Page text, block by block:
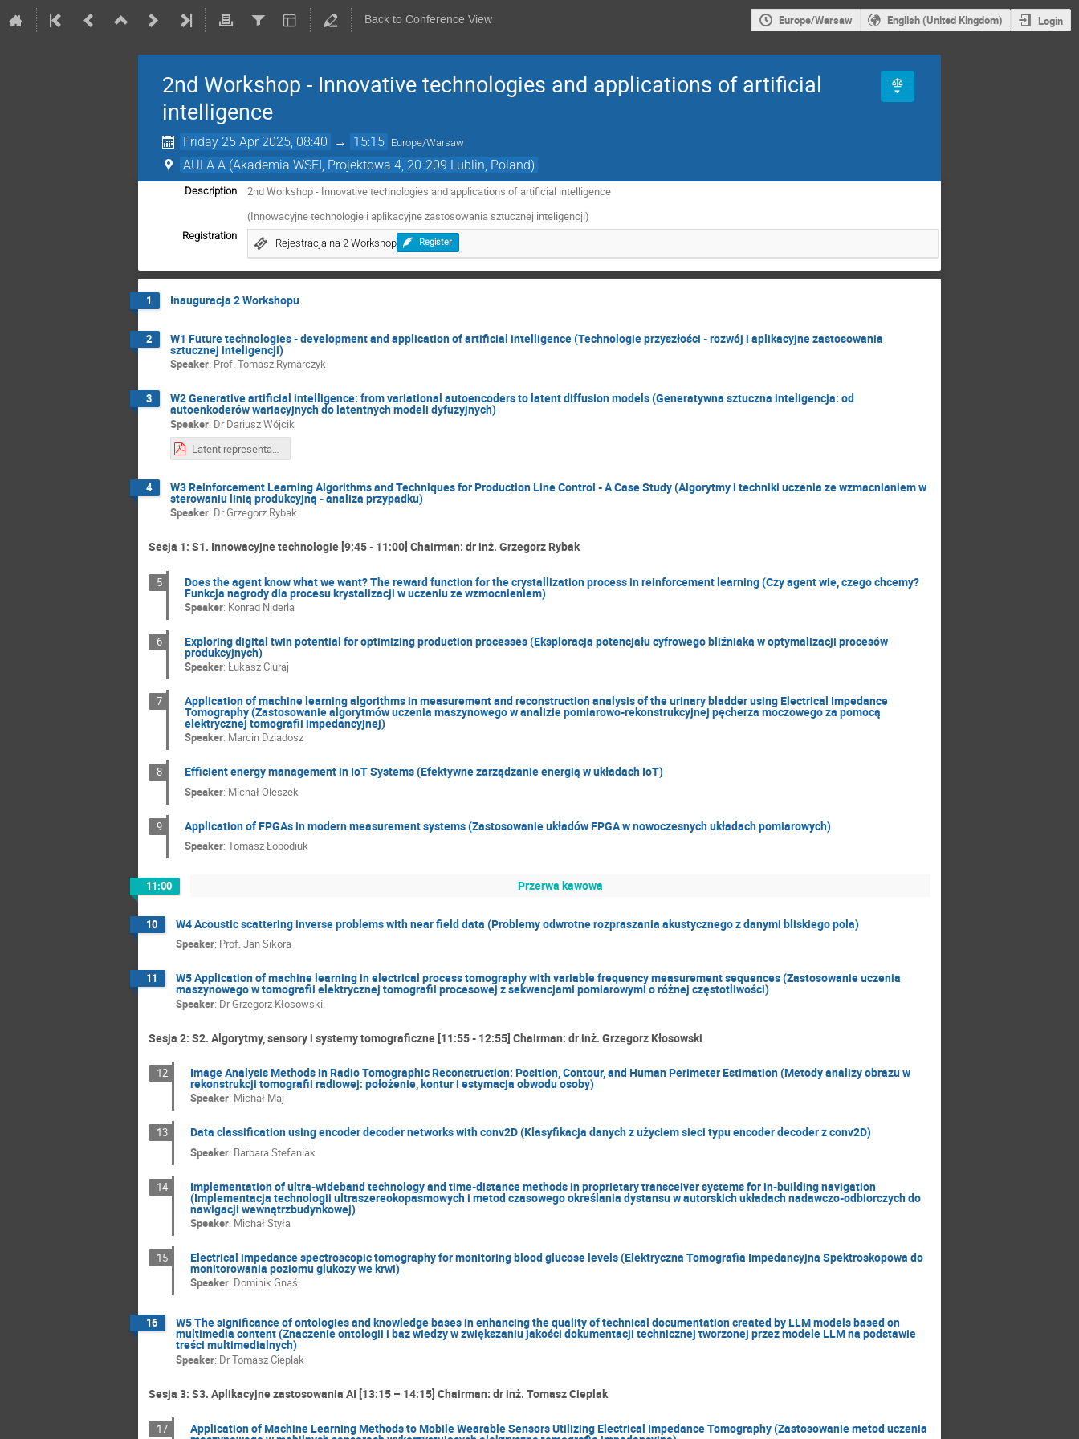
Back to Conference View Europe/Warsaw English (United Kingdom) Login
2nd Workshop - Innovative technologies and applications of artificial
intelligence
Friday 25 Apr 2025, 08:40 → 15:15 Europe/Warsaw
AULA A (Akademia WSEI, Projektowa 4, 20-209 Lublin, Poland)
Description
2nd Workshop - Innovative technologies and applications of artificial intelligence
(Innowacyjne technologie i aplikacyjne zastosowania sztucznej inteligencji)
Registration
Rejestracja na 2 Workshop Register
1 Inauguracja 2 Workshopu
2 W1 Future technologies - development and application of artificial intelligence (Technologie przyszłości - rozwój i aplikacyjne zastosowania
sztucznej inteligencji)
Speaker: Prof.Tomasz Rymarczyk
3 W2 Generative artificial intelligence: from variational autoencoders to latent diffusion models (Generatywna sztuczna inteligencja: od
autoenkoderów wariacyjnych do latentnych modeli dyfuzyjnych)
Speaker: Dr Dariusz Wójcik
Latent representations - dariusz wójcik.pdf
4 W3 Reinforcement Learning Algorithms and Techniques for Production Line Control - A Case Study (Algorytmy i techniki uczenia ze wzmacnianiem w
sterowaniu linią produkcyjną - analiza przypadku)
Speaker: DrGrzegorz Rybak
Sesja 1: S1. Innowacyjne technologie [9:45 - 11:00] Chairman: dr inż. Grzegorz Rybak
5 Does the agent know what we want? The reward function for the crystallization process in reinforcement learning (Czy agent wie, czego chcemy?
Funkcja nagrody dla procesu krystalizacji w uczeniu ze wzmocnieniem)
Speaker: Konrad Niderla
6 Exploring digital twin potential for optimizing production processes (Eksploracja potencjału cyfrowego bliźniaka w optymalizacji procesów
produkcyjnych)
Speaker: Łukasz Ciuraj
7 Application of machine learning algorithms in measurement and reconstruction analysis of the urinary bladder using Electrical Impedance
Tomography (Zastosowanie algorytmów uczenia maszynowego w analizie pomiarowo-rekonstrukcyjnej pęcherza moczowego za pomocą
elektrycznej tomografii impedancyjnej)
Speaker: Marcin Dziadosz
8 Efficient energy management in IoT Systems (Efektywne zarządzanie energią w układach IoT)
Speaker: Michał Oleszek
9 Application of FPGAs in modern measurement systems (Zastosowanie układów FPGA w nowoczesnych układach pomiarowych)
Speaker: Tomasz Łobodiuk
11:00 Przerwa kawowa
10 W4 Acoustic scattering inverse problems with near field data (Problemy odwrotne rozpraszania akustycznego z danymi bliskiego pola)
Speaker: Prof.Jan Sikora
11 W5 Application of machine learning in electrical process tomography with variable frequency measurement sequences (Zastosowanie uczenia
maszynowego w tomografii elektrycznej tomografii procesowej z sekwencjami pomiarowymi o różnej częstotliwości)
Speaker: DrGrzegorz Kłosowski
Sesja 2: S2. Algorytmy, sensory i systemy tomograficzne [11:55 - 12:55] Chairman: dr inż. Grzegorz Kłosowski
12 Image Analysis Methods in Radio Tomographic Reconstruction: Position, Contour, and Human Perimeter Estimation (Metody analizy obrazu w
rekonstrukcji tomografii radiowej: położenie, kontur i estymacja obwodu osoby)
Speaker: Michał Maj
13 Data classification using encoder decoder networks with conv2D (Klasyfikacja danych z użyciem sieci typu encoder decoder z conv2D)
Speaker: Barbara Stefaniak
14 Implementation of ultra-wideband technology and time-distance methods in proprietary transceiver systems for in-building navigation
(Implementacja technologii ultraszereokopasmowych i metod czasowego określania dystansu w autorskich układach nadawczo-odbiorczych do
nawigacji wewnątrzbudynkowej)
Speaker: Michał Styła
15 Electrical impedance spectroscopic tomography for monitoring blood glucose levels (Elektryczna Tomografia Impedancyjna Spektroskopowa do
monitorowania poziomu glukozy we krwi)
Speaker: Dominik Gnaś
16 W5 The significance of ontologies and knowledge bases in enhancing the quality of technical documentation created by LLM models based on
multimedia content (Znaczenie ontologii i baz wiedzy w zwiększaniu jakości dokumentacji technicznej tworzonej przez modele LLM na podstawie
treści multimedialnych)
Speaker: DrTomasz Cieplak
Sesja 3: S3. Aplikacyjne zastosowania AI [13:15 – 14:15] Chairman: dr inż. Tomasz Cieplak
17 Application of Machine Learning Methods to Mobile Wearable Sensors Utilizing Electrical Impedance Tomography (Zastosowanie metod uczenia